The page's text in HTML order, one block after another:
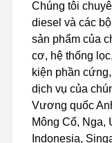
động cơ Perkins
Động cơ Yanmar
động cơ Kubota
Động cơ Isuzu
Chúng tôi
diesel và các
sản phẩm của
cơ, hệ thống
kiện phần
dịch vụ của
Vương quốc
Mông Cổ, Nga,
Indonesia,